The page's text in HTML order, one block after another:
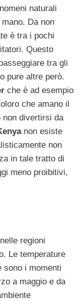
naturali
Da non
è tra i pochi
Questo
tra gli
pure altre però.
che è ad esempio
che amano il
non divertirsi da
non esiste
non
in tale tratto di
meno proibitivi,
regioni
Le temperature
sono i momenti
a maggio e da